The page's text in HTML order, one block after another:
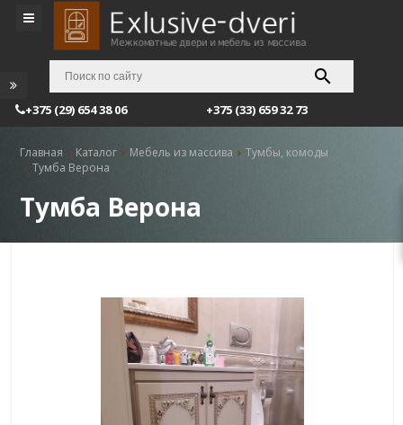
+375 (29) 654 38 06 +375 (33) 659 32 73
Главная Каталог Мебель из массива
Тумбы, комоды
Тумба Верона
Тумба Верона